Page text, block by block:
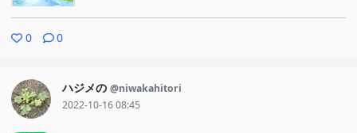
のくらい好きです）。基調の色が決まっていて、僅かな光の変化
変化）が大きく印象に残ります。他に、例えば髪の毛は毛先が半透
明の人としっかり毛先まで色が入る人といたり、色彩の中に細かく
0 0
ハジメの @niwakahitori
2022-10-16 08:45